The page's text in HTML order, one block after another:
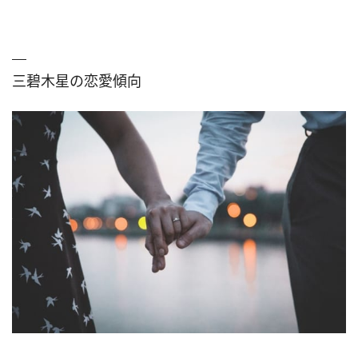
三碧木星の恋愛傾向